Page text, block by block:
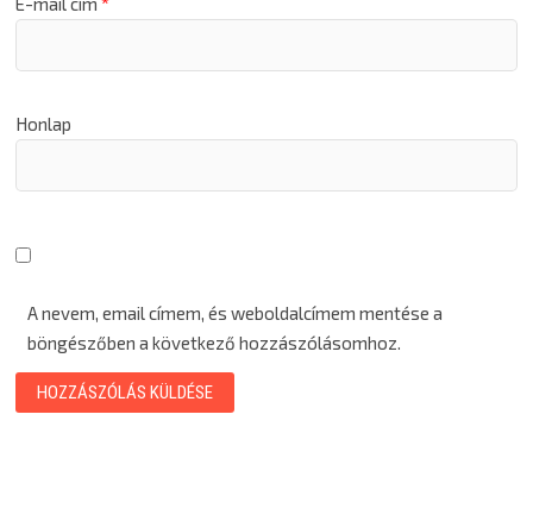
Honlap
A nevem, email címem, és weboldalcímem mentése a
böngészőben a következő hozzászólásomhoz.